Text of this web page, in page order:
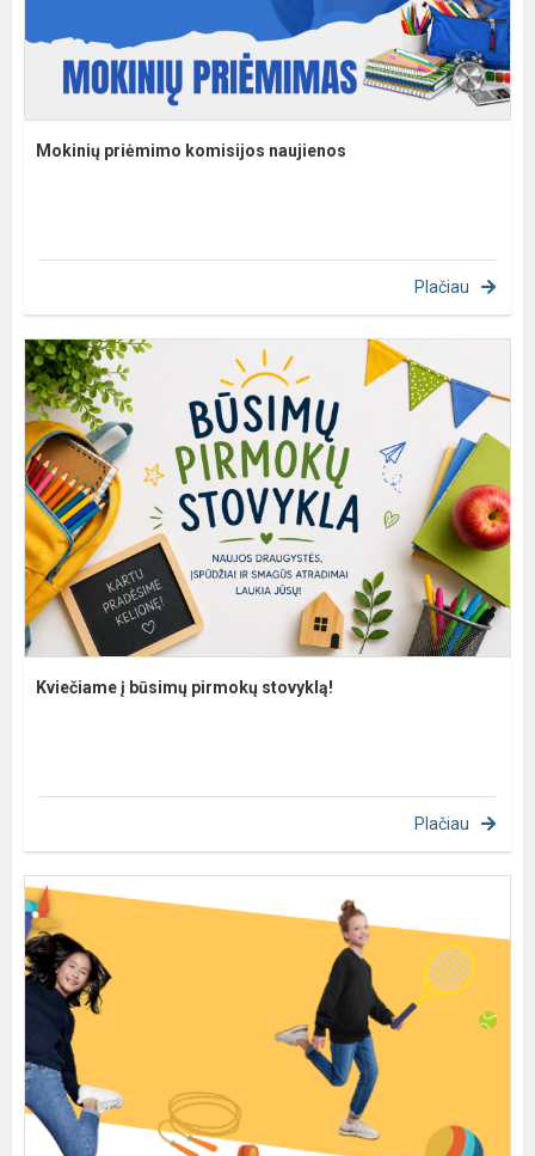
Mokinių priėmimo komisijos naujienos
Plačiau
Kviečiame į būsimų pirmokų stovyklą!
Plačiau